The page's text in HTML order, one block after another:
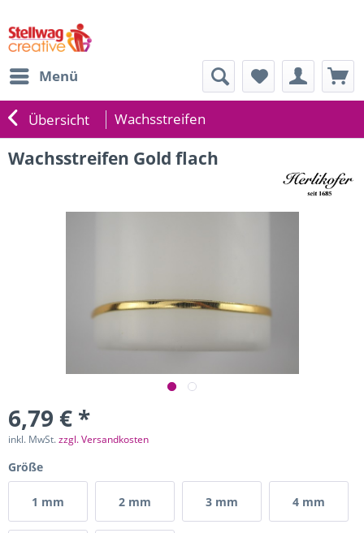
Menü
Übersicht Wachsstreifen
Wachsstreifen Gold flach
6,79 € *
inkl. MwSt.zzgl. Versandkosten
Größe
1 mm 2 mm 3 mm 4 mm